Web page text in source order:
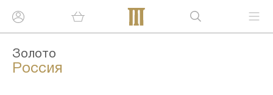
Золото
Россия